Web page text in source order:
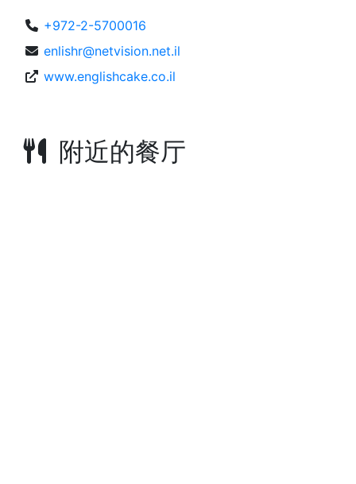
+972-2-5700016
enlishr@netvision.net.il
www.englishcake.co.il
附近的餐厅